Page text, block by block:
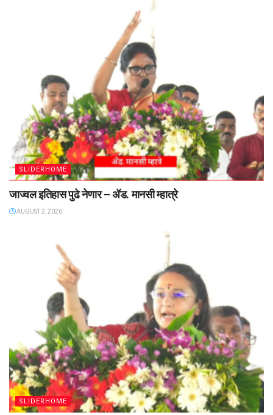
SLIDERHOME
जाज्वल इतिहास पुढे नेणार – ॲड. मानसी म्हात्रे
AUGUST 2, 2026
SLIDERHOME